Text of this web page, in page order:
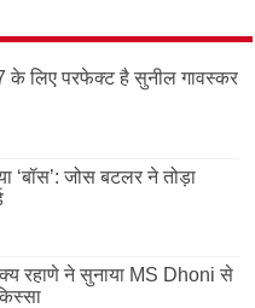
के लिए परफेक्ट है सुनील गावस्कर
‘बॉस’: जोस बटलर ने तोड़ा
रहाणे ने सुनाया MS Dhoni से